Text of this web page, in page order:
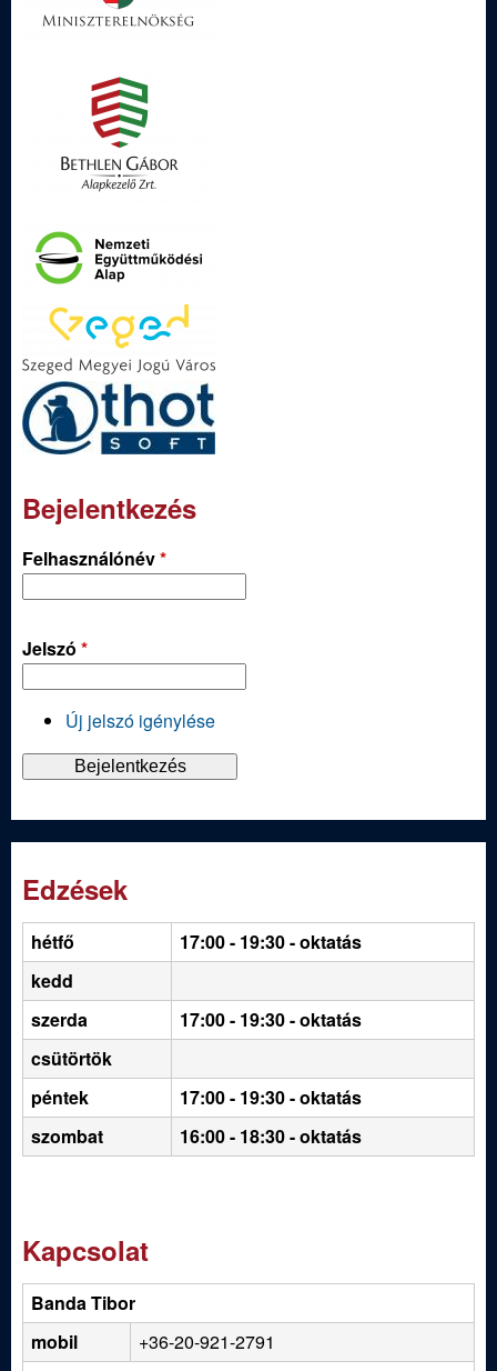
Bejelentkezés
Felhasználónév*
Jelszó *
Új jelszó igénylése
Edzések
hétfő 17:00 - 19:30- oktatás
kedd
szerda
17:00 - 19:30 - oktatás
csütörtök
péntek
17:00 - 19:30 - oktatás
szombat
16:00 - 18:30 - oktatás
Kapcsolat
Banda Tibor
mobil
+36-20-921-2791